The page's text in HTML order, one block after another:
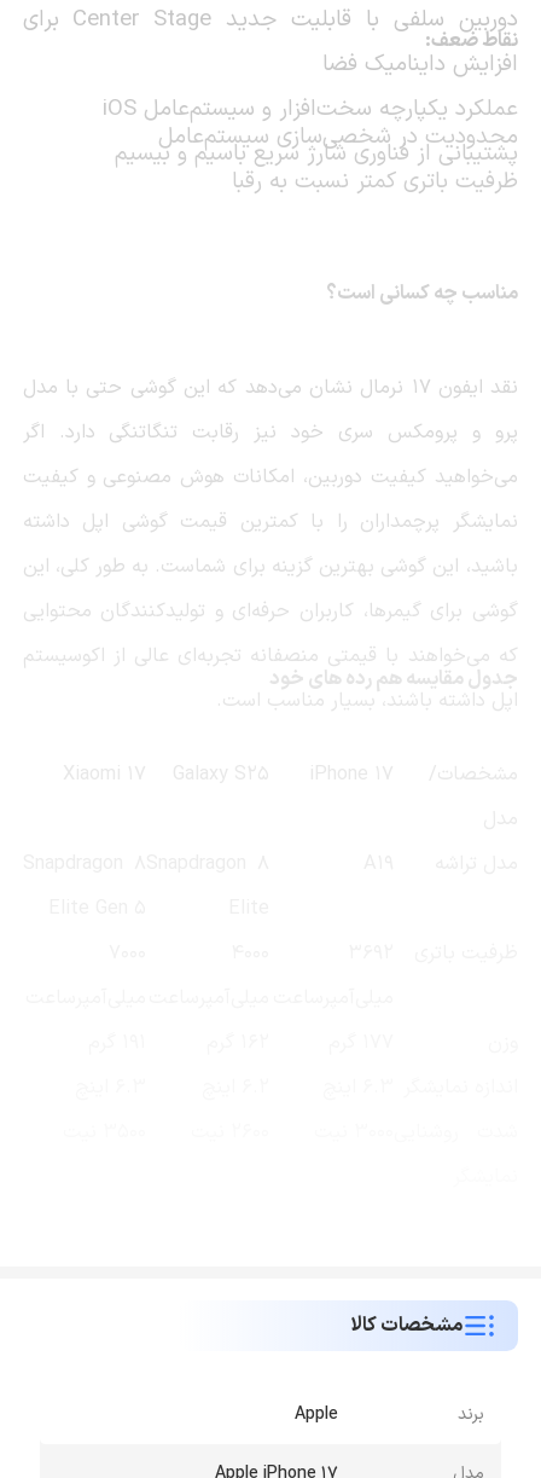
دوربین سلفی با قابلیت جدیدCenter Stage برای
افزایش داینامیک فضا
عملکرد یکپارچه سخت‌افزار و سیستم‌عامل iOS
پشتیبانی از فناوری شارژ سریع باسیم و بیسیم
نقاط ضعف:
محدودیت در شخصی‌سازی سیستم‌عامل
ظرفیت باتری کمتر نسبت به رقبا
مناسب چه کسانی است؟
نقد ایفون 17 نرمال نشان می‌دهد که این گوشی حتی با مدل
پرو و پرومکس سری خود نیز رقابت تنگاتنگی دارد. اگر
می‌خواهید کیفیت دوربین، امکانات هوش مصنوعی و کیفیت
نمایشگر پرچمداران را با کمترین قیمت گوشی اپل داشته
باشید، این گوشی بهترین گزینه برای شماست. به طور کلی، این
گوشی برای گیمرها، کاربران حرفه‌ای و تولیدکنندگان محتوایی
که می‌خواهند با قیمتی منصفانه تجربه‌ای عالی از اکوسیستم
اپل داشته باشند، بسیار مناسب است.
جدول مقایسه هم رده های خود
مشخصات کالا
برند Apple